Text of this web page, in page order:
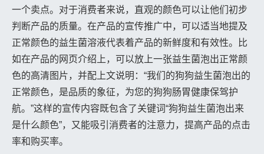
一个卖点。对于消费者来说，直观的颜色可以让他们初步
判断产品的质量。在产品的宣传推广中，可以适当地提及
正常颜色的益生菌溶液代表着产品的新鲜度和有效性。比
如在产品的网页介绍上，可以放上一张益生菌泡出正常颜
色的高清图片，并配上文说明：“我们的狗狗益生菌泡出的
正常颜色，是品质的象征，为您的狗狗肠胃健康保驾护
航。”这样的宣传内容既包含了关键词“狗狗益生菌泡出来
是什么颜色”，又能吸引消费者的注意力，提高产品的点击
率和购买率。